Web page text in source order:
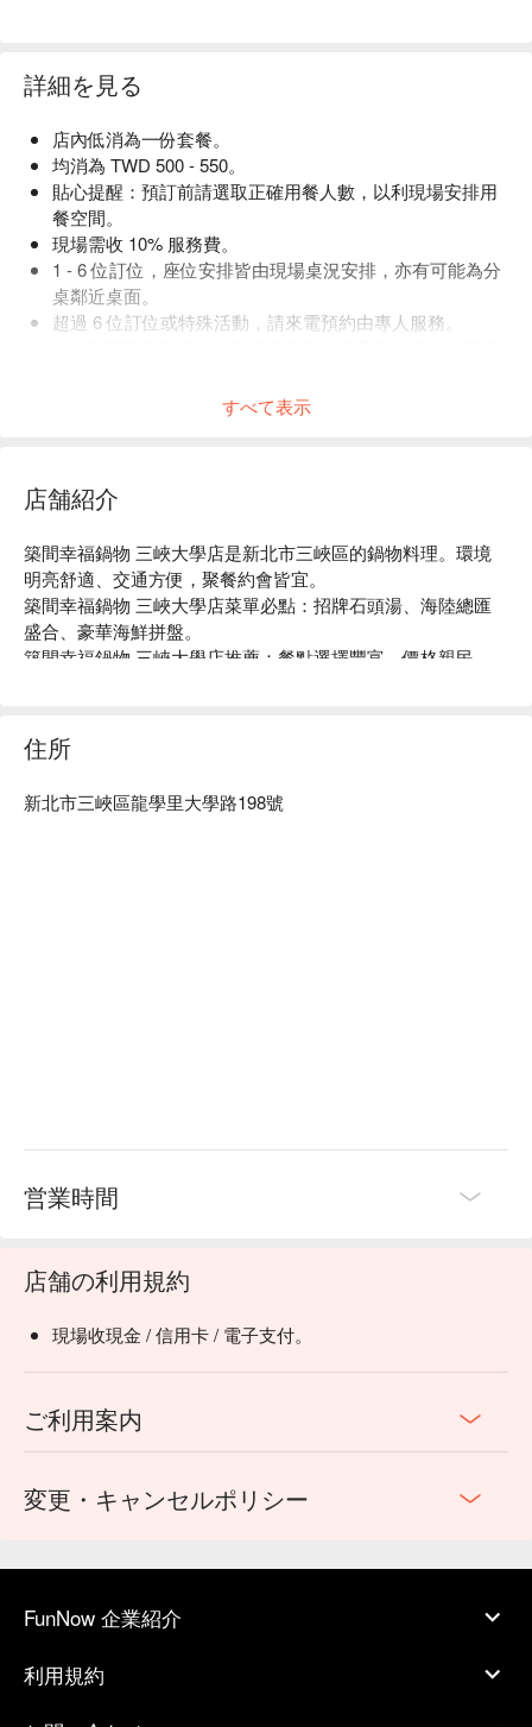
詳細を見る
店內低消為一份套餐。
均消為 TWD 500 - 550。
貼心提醒：預訂前請選取正確用餐人數，以利現場安排用
餐空間。
現場需收 10% 服務費。
1 - 6 位訂位，座位安排皆由現場桌況安排，亦有可能為分
桌鄰近桌面。
超過 6 位訂位或特殊活動，請來電預約由專人服務。
すべて表示
店舗紹介
築間幸福鍋物 三峽大學店是新北市三峽區的鍋物料理。環境
明亮舒適、交通方便，聚餐約會皆宜。
築間幸福鍋物 三峽大學店菜單必點：招牌石頭湯、海陸總匯
盛合、豪華海鮮拼盤。
築間幸福鍋物 三峽大學店推薦：餐點選擇豐富，價格親民，
住所
新北市三峽區龍學里大學路198號
営業時間
店舗の利用規約
現場收現金 / 信用卡 / 電子支付。
ご利用案内
変更・キャンセルポリシー
FunNow 企業紹介
利用規約